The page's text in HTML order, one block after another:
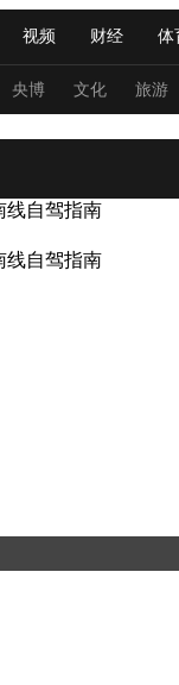
视频 财经 体
央视快评 习式妙
听音 微视频 主持
央博 文化 旅游
经济 军事
环境 一带一路
线自驾指南
线自驾指南